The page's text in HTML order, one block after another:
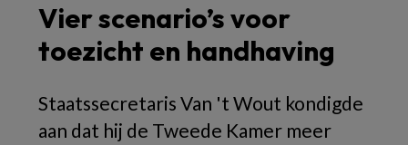
Vier scenario’s voor
toezicht en handhaving
Staatssecretaris Van 't Wout kondigde
aan dat hij de Tweede Kamer meer